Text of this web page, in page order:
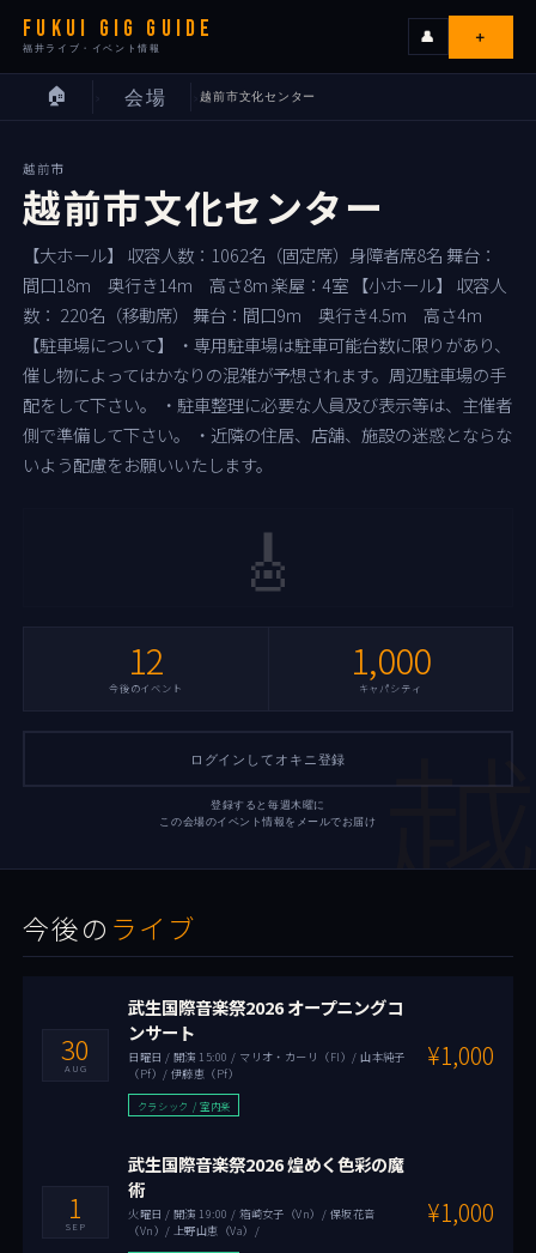
FUKUI GIG GUIDE
福井ライブ・イベント情報
ライブ
カレンダー
会場
エリア
出演者
イベンターの皆様へ
👤 ＋
🏠 会場 越前市文化センター
越前市
越前市文化センター
【大ホール】 収容人数：1062名（固定席）身障者席8名 舞台：
間口18m 奥行き14m 高さ8m 楽屋：4室 【小ホール】 収容人
数： 220名（移動席） 舞台：間口9m 奥行き4.5m 高さ4m
【駐車場について】 ・専用駐車場は駐車可能台数に限りがあり、
催し物によってはかなりの混雑が予想されます。周辺駐車場の手
配をして下さい。 ・駐車整理に必要な人員及び表示等は、主催者
側で準備して下さい。 ・近隣の住居、店舗、施設の迷惑とならな
いよう配慮をお願いいたします。
🎸
12
今後のイベント
1,000
キャパシティ
ログインしてオキニ登録
登録すると毎週木曜に
この会場のイベント情報をメールでお届け 越
今後の ライブ
30
AUG
武生国際音楽祭2026 オープニングコ
ンサート
日曜日 / 開演 15:00 / マリオ・カーリ（Fl）/ 山本純子
（Pf）/ 伊藤恵（Pf）
クラシック / 室内楽
¥1,000
1
SEP
武生国際音楽祭2026 煌めく色彩の魔
術
火曜日 / 開演 19:00 / 箱崎女子（Vn）/ 保坂花音
（Vn）/ 上野山恵（Va）/
¥1,000